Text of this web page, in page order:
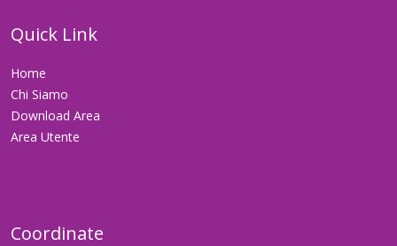
Quick Link
Home
Chi Siamo
Download Area
Area Utente
Coordinate